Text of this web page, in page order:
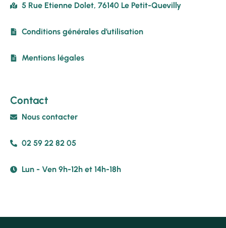
5 Rue Etienne Dolet, 76140 Le Petit-Quevilly
Conditions générales d’utilisation
Mentions légales
Contact
Nous contacter
02 59 22 82 05
Lun - Ven 9h-12h et 14h-18h